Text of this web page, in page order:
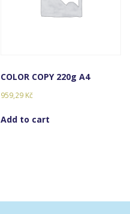
COLOR COPY 220g A4
959,29 Kč
Add to cart